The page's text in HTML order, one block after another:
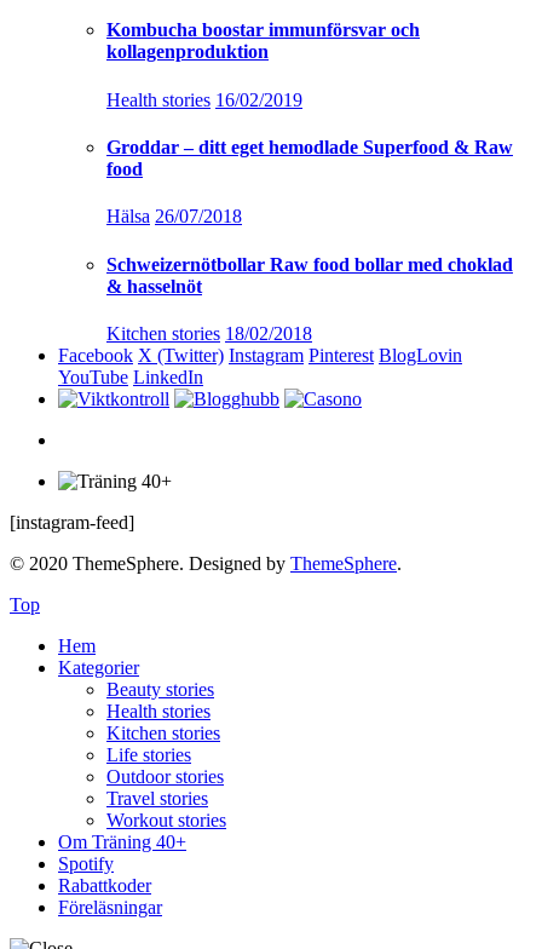
Kombucha boostar immunförsvar och
kollagenproduktion
Health stories 16/02/2019
Groddar – ditt eget hemodlade Superfood & Raw
food
Hälsa 26/07/2018
Schweizernötbollar Raw food bollar med choklad
& hasselnöt
Kitchen stories 18/02/2018
Facebook X (Twitter) Instagram Pinterest BlogLovin
YouTube LinkedIn
[instagram-feed]
© 2020 ThemeSphere. Designed by ThemeSphere.
Top
Hem
Kategorier
Beauty stories
Health stories
Kitchen stories
Life stories
Outdoor stories
Travel stories
Workout stories
Om Träning 40+
Spotify
Rabattkoder
Föreläsningar